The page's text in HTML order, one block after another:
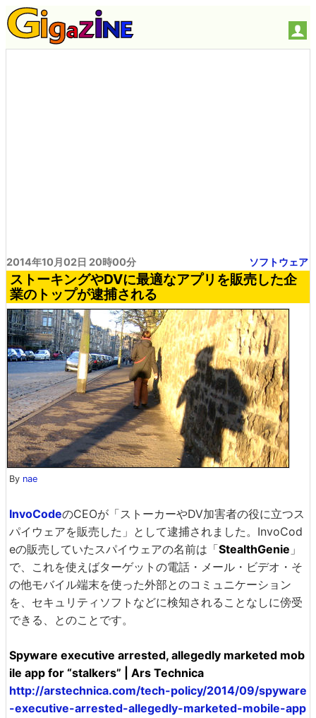
2014年10月02日 20時00分 ソフトウェア
ストーキングやDVに最適なアプリを販売した企
業のトップが逮捕される
By nae
InvoCodeのCEOが「ストーカーやDV加害者の役に立つス
パイウェアを販売した」として逮捕されました。InvoCod
eの販売していたスパイウェアの名前は「StealthGenie 」
で、これを使えばターゲットの電話・メール・ビデオ・そ
の他モバイル端末を使った外部とのコミュニケーション
を、セキュリティソフトなどに検知されることなしに傍受
できる、とのことです。
Spyware executive arrested, allegedly marketed mob
ile app for “stalkers” | Ars Technica
http://arstechnica.com/tech-policy/2014/09/spyware
-executive-arrested-allegedly-marketed-mobile-app